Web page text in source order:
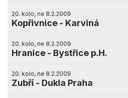
20. kolo, ne 8.2.2009
Kopřivnice - Karviná
20. kolo, ne 8.2.2009
Hranice - Bystřice p.H.
20. kolo, ne 8.2.2009
Zubří - Dukla Praha